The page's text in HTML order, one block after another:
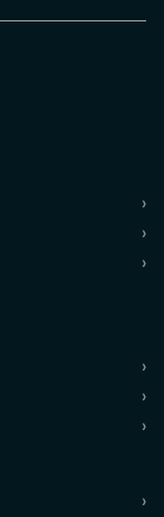
›
›
›
›
›
›
›